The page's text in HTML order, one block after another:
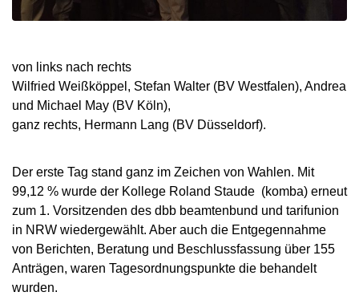
von links nach rechts
Wilfried Weißköppel, Stefan Walter (BV Westfalen), Andrea
und Michael May (BV Köln),
ganz rechts, Hermann Lang (BV Düsseldorf).
Der erste Tag stand ganz im Zeichen von Wahlen. Mit
99,12 % wurde der Kollege Roland Staude (komba) erneut
zum 1. Vorsitzenden des dbb beamtenbund und tarifunion
in NRW wiedergewählt. Aber auch die Entgegennahme
von Berichten, Beratung und Beschlussfassung über 155
Anträgen, waren Tagesordnungspunkte die behandelt
wurden.